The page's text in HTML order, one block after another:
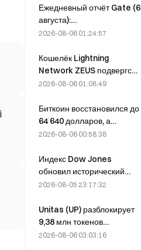
на 2,1 трлн долларов,
тогда как биткоин
подорожал лишь на 2%.
Ежедневный отчёт Gate (6
августа):
привилегированные акции
резко выросли; Block
повысила прогноз
финансовых результатов
2026-08-06 01:24:57
Кошелёк Lightning
Network ZEUS подвергся
атаке и временно
заявлено, что средства
пользователей не
утрачены.
2026-08-06 01:08:49
Биткоин восстановился до
64 640 долларов, а
уязвимость Coldcard
за три месяца числу
активных кошельков.
2026-08-06 00:58:38
Индекс Dow Jones
обновил исторический
максимум, продлив
ночных торгах; рост
обеспечили инвестиции в
ИИ
2026-08-05 23:17:32
Unitas (UP) разблокирует
9,38 млн токенов
стоимостью 3,18 млн
2026-08-06 03:03:16